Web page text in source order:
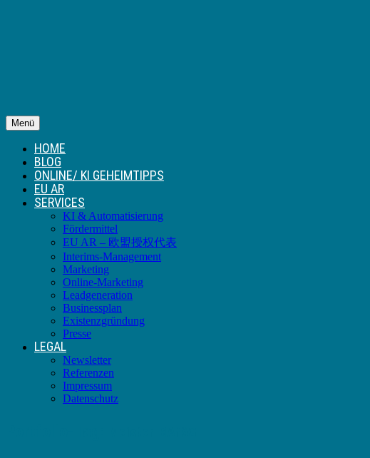
Menü
HOME
BLOG
ONLINE/ KI GEHEIMTIPPS
EU AR
SERVICES
KI & Automatisierung
Fördermittel
EU AR – 欧盟授权代表
Interims-Management
Marketing
Online-Marketing
Leadgeneration
Businessplan
Existenzgründung
Presse
LEGAL
Newsletter
Referenzen
Impressum
Datenschutz